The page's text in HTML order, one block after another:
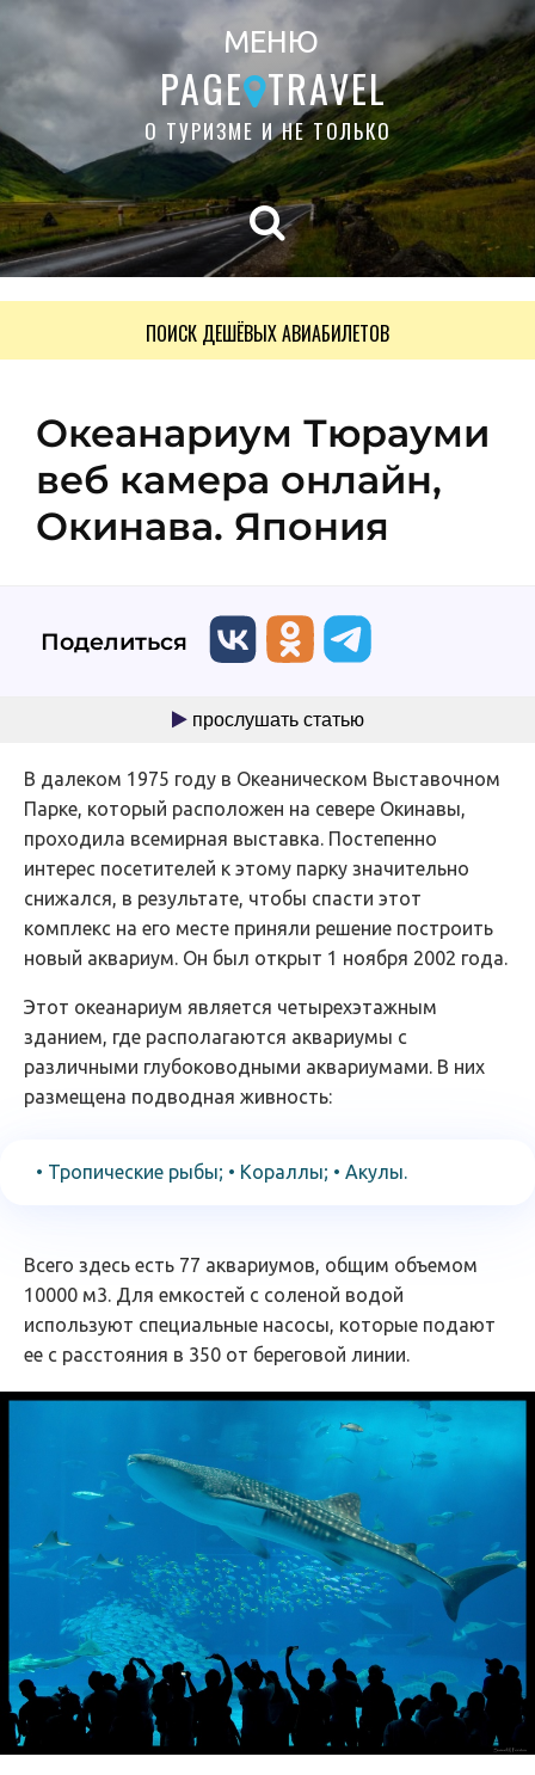
МЕНЮ
PAGE TRAVEL
О ТУРИЗМЕ И НЕ ТОЛЬКО
ПОИСК ДЕШЁВЫХ АВИАБИЛЕТОВ
Океанариум Тюрауми
веб камера онлайн,
Окинава. Япония
Поделиться
прослушать статью
В далеком 1975 году в Океаническом Выставочном
Парке, который расположен на севере Окинавы,
проходила всемирная выставка. Постепенно
интерес посетителей к этому парку значительно
снижался, в результате, чтобы спасти этот
комплекс на его месте приняли решение построить
новый аквариум. Он был открыт 1 ноября 2002 года.
Этот океанариум является четырехэтажным
зданием, где располагаются аквариумы с
различными глубоководными аквариумами. В них
размещена подводная живность:
• Тропические рыбы; • Кораллы; • Акулы.
Всего здесь есть 77 аквариумов, общим объемом
10000 м3. Для емкостей с соленой водой
используют специальные насосы, которые подают
ее с расстояния в 350 от береговой линии.